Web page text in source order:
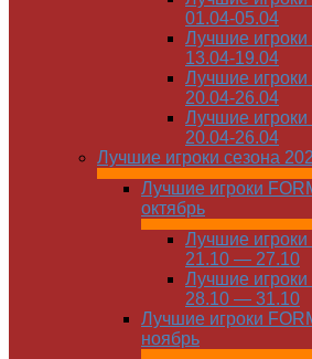
01.04-05.04
Лучшие
13.04-19.04
Лучшие
20.04-26.04
Лучшие
20.04-26.04
Лучшие игроки сезона
Лучшие игроки
октябрь
Лучшие
21.10 — 27.10
Лучшие
28.10 — 31.10
Лучшие игроки
ноябрь